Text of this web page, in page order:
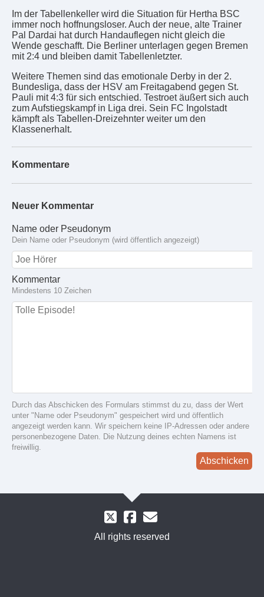
Im der Tabellenkeller wird die Situation für Hertha BSC
immer noch hoffnungsloser. Auch der neue, alte Trainer
Pal Dardai hat durch Handauflegen nicht gleich die
Wende geschafft. Die Berliner unterlagen gegen Bremen
mit 2:4 und bleiben damit Tabellenletzter.
Weitere Themen sind das emotionale Derby in der 2.
Bundesliga, dass der HSV am Freitagabend gegen St.
Pauli mit 4:3 für sich entschied. Testroet äußert sich auch
zum Aufstiegskampf in Liga drei. Sein FC Ingolstadt
kämpft als Tabellen-Dreizehnter weiter um den
Klassenerhalt.
Kommentare
Neuer Kommentar
Name oder Pseudonym
Dein Name oder Pseudonym (wird öffentlich angezeigt)
Kommentar
Mindestens 10 Zeichen
Durch das Abschicken des Formulars stimmst du zu, dass der Wert
unter "Name oder Pseudonym" gespeichert wird und öffentlich
angezeigt werden kann. Wir speichern keine IP-Adressen oder andere
personenbezogene Daten. Die Nutzung deines echten Namens ist
freiwillig.
Abschicken
All rights reserved